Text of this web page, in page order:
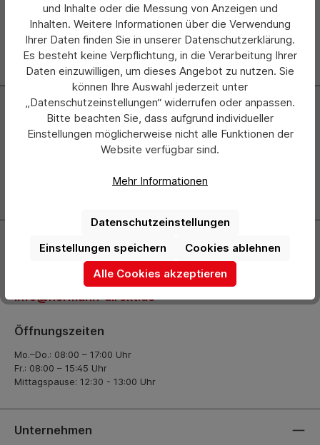
Newsletter
Abonnieren Sie jetzt einfach unseren regelmäßig
erscheinenden Newsletter und Sie werden stets als Erster
Kontakt
+49 (0) 2261-7099 14
info@hermann-direkt.de
Öffnungszeiten
Mo.–Do.: 08:00 – 17:00 Uhr
Fr.: 08:00 – 15:45 Uhr
Mittagspause: 12:30 - 13:00 Uhr
Unternehmen
und Inhalte oder die Messung von Anzeigen und
Inhalten. Weitere Informationen über die Verwendung
Ihrer Daten finden Sie in unserer Datenschutzerklärung.
Es besteht keine Verpflichtung, in die Verarbeitung Ihrer
Daten einzuwilligen, um dieses Angebot zu nutzen. Sie
können Ihre Auswahl jederzeit unter
„Datenschutzeinstellungen“ widerrufen oder anpassen.
Bitte beachten Sie, dass aufgrund individueller
Einstellungen möglicherweise nicht alle Funktionen der
Website verfügbar sind.
Mehr Informationen
Datenschutzeinstellungen
Cookies ablehnen
Einstellungen speichern
Alle Cookies akzeptieren